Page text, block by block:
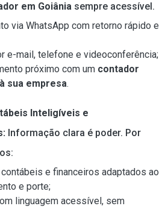
em Goiânia sempre acessível.
via WhatsApp com retorno rápido e
e-mail, telefone e videoconferência;
próximo com um contador
sua empresa.
Inteligíveis e
Informação clara é poder. Por
e financeiros adaptados ao
e porte;
linguagem acessível, sem